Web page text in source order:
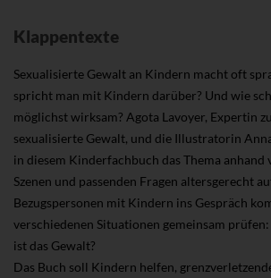
Klappentexte
Sexualisierte Gewalt an Kindern macht oft
spricht man mit Kindern darüber? Und wie
möglichst wirksam? Agota Lavoyer, Expertin
sexualisierte Gewalt, und die Illustratorin
in diesem Kinderfachbuch das Thema anhand
Szenen und passenden Fragen altersgerecht
Bezugspersonen mit Kindern ins Gespräch
verschiedenen Situationen gemeinsam prüfen:
ist das Gewalt?
Das Buch soll Kindern helfen,